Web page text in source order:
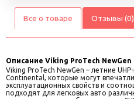
Все о товаре Отзывы (0)
Описание Viking ProTech NewGen
Viking ProTech NewGen – летние
Continental, которые могут
эксплуатационных свойств и
подходят для легковых авто